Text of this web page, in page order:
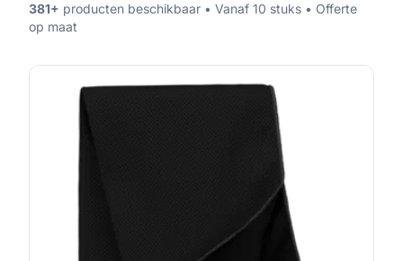
381+ producten beschikbaar • Vanaf 10 stuks • Offerte
op maat